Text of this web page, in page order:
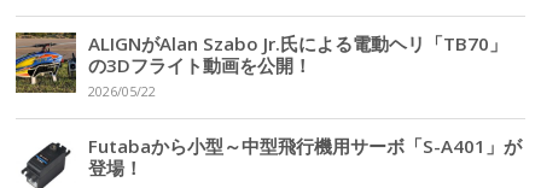
ALIGNがAlan Szabo Jr.氏による電動ヘリ「TB70」
の3Dフライト動画を公開！
2026/05/22
Futabaから小型～中型飛行機用サーボ「S-A401」が
登場！